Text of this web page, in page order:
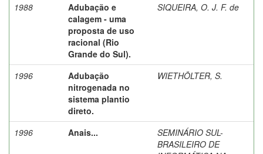
1988
Adubação e
calagem - uma
proposta de uso
racional (Rio
Grande do Sul).
SIQUEIRA, O. J. F. de
1996
Adubação
nitrogenada no
sistema plantio
direto.
WIETHÖLTER, S.
1996 Anais...
SEMINÁRIO SUL-
BRASILEIRO DE